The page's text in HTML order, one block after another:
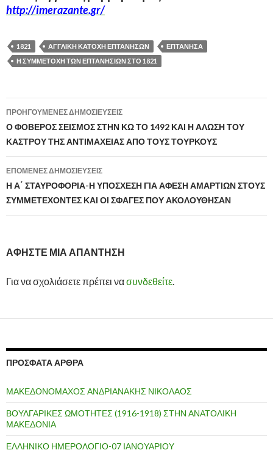
http://imerazante.gr/
1821 ΑΓΓΛΙΚΗ ΚΑΤΟΧΗ ΕΠΤΑΝΗΣΩΝ
ΕΠΤΑΝΗΣΑ
Η ΣΥΜΜΕΤΟΧΗ ΤΩΝ ΕΠΤΑΝΗΣΙΩΝ ΣΤΟ 1821
Πλοήγηση
άρθρων
ΠΡΟΗΓΟΎΜΕΝΕΣ ΔΗΜΟΣΙΕΎΣΕΙΣ
Ο ΦΟΒΕΡΟΣ ΣΕΙΣΜΟΣ ΣΤΗΝ ΚΩ ΤΟ 1492 ΚΑΙ Η ΑΛΩΣΗ ΤΟΥ
ΚΑΣΤΡΟΥ ΤΗΣ ΑΝΤΙΜΑΧΕΙΑΣ ΑΠΟ ΤΟΥΣ ΤΟΥΡΚΟΥΣ
ΕΠΌΜΕΝΕΣ ΔΗΜΟΣΙΕΎΣΕΙΣ
Η Α΄ ΣΤΑΥΡΟΦΟΡΙΑ-Η ΥΠΟΣΧΕΣΗ ΓΙΑ ΑΦΕΣΗ ΑΜΑΡΤΙΩΝ ΣΤΟΥΣ
ΣΥΜΜΕΤΕΧΟΝΤΕΣ ΚΑΙ ΟΙ ΣΦΑΓΕΣ ΠΟΥ ΑΚΟΛΟΥΘΗΣΑΝ
ΑΦΉΣΤΕ ΜΙΑ ΑΠΆΝΤΗΣΗ
Για να σχολιάσετε πρέπει νασυνδεθείτε
ΠΡΌΣΦΑΤΑ ΆΡΘΡΑ
ΜΑΚΕΔΟΝΟΜΑΧΟΣ ΑΝΔΡΙΑΝΑΚΗΣ ΝΙΚΟΛΑΟΣ
ΒΟΥΛΓΑΡΙΚΕΣ ΩΜΟΤΗΤΕΣ (1916-1918) ΣΤΗΝ ΑΝΑΤΟΛΙΚΗ
ΜΑΚΕΔΟΝΙΑ
ΕΛΛΗΝΙΚΟ ΗΜΕΡΟΛΟΓΙΟ-07 ΙΑΝΟΥΑΡΙΟΥ